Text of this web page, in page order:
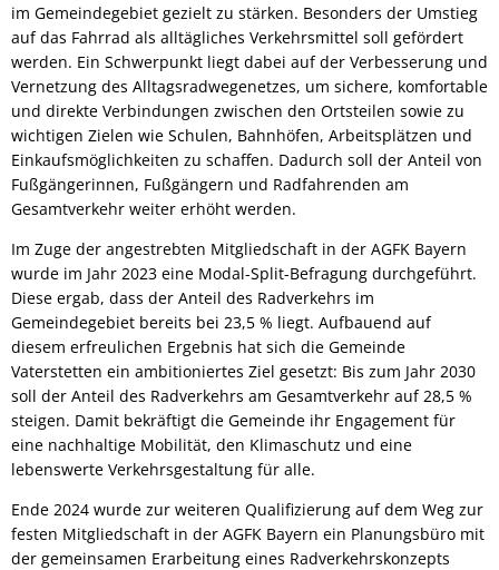
im Gemeindegebiet gezielt zu stärken. Besonders der Umstieg
auf das Fahrrad als alltägliches Verkehrsmittel soll gefördert
werden. Ein Schwerpunkt liegt dabei auf der Verbesserung und
Vernetzung des Alltagsradwegenetzes, um sichere, komfortable
und direkte Verbindungen zwischen den Ortsteilen sowie zu
wichtigen Zielen wie Schulen, Bahnhöfen, Arbeitsplätzen und
Einkaufsmöglichkeiten zu schaffen. Dadurch soll der Anteil von
Fußgängerinnen, Fußgängern und Radfahrenden am
Gesamtverkehr weiter erhöht werden.
Im Zuge der angestrebten Mitgliedschaft in der AGFK Bayern
wurde im Jahr 2023 eine Modal-Split-Befragung durchgeführt.
Diese ergab, dass der Anteil des Radverkehrs im
Gemeindegebiet bereits bei 23,5 % liegt. Aufbauend auf
diesem erfreulichen Ergebnis hat sich die Gemeinde
Vaterstetten ein ambitioniertes Ziel gesetzt: Bis zum Jahr 2030
soll der Anteil des Radverkehrs am Gesamtverkehr auf 28,5 %
steigen. Damit bekräftigt die Gemeinde ihr Engagement für
eine nachhaltige Mobilität, den Klimaschutz und eine
lebenswerte Verkehrsgestaltung für alle.
Ende 2024 wurde zur weiteren Qualifizierung auf dem Weg zur
festen Mitgliedschaft in der AGFK Bayern ein Planungsbüro mit
der gemeinsamen Erarbeitung eines Radverkehrskonzepts